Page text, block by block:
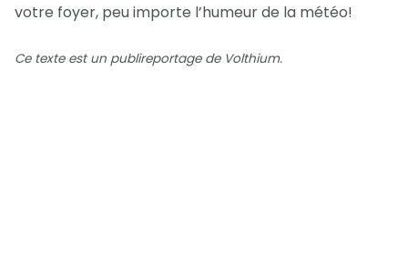
votre foyer, peu importe l’humeur de la météo!
Ce texte est un publireportage de Volthium.